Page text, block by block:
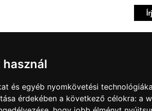
és egyéb nyomkövetési
érdekében a következő célokra: a
időpontban.
figyelembevételével az önnek megfelelő